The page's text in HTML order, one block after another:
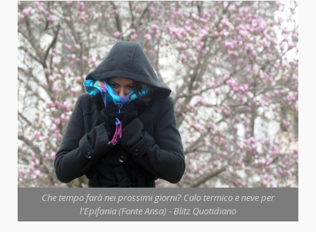
Che tempo farà nei prossimi giorni? Calo termico e neve per
l'Epifania (Fonte Ansa) - Blitz Quotidiano